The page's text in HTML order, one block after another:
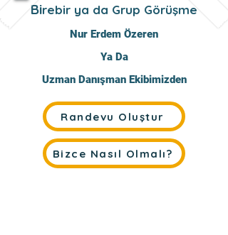
Birebir ya da Grup Görüşme
Nur Erdem Özeren
Ya Da
Uzman Danışman Ekibimizden
Randevu Oluştur
Bizce Nasıl Olmalı?